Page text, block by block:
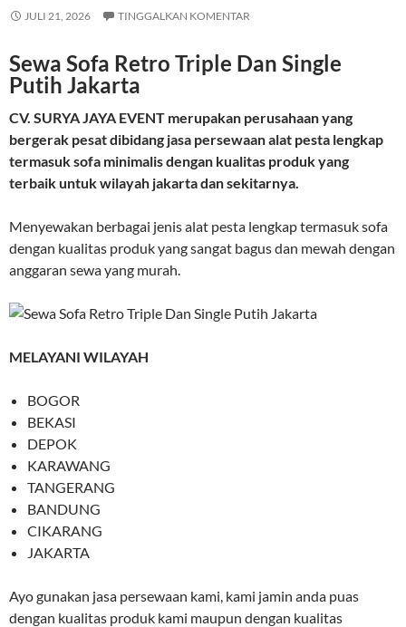
JULI 21, 2026 TINGGALKAN KOMENTAR
Sewa Sofa Retro Triple Dan Single
Putih Jakarta
CV. SURYA JAYA EVENT merupakan perusahaan yang
bergerak pesat dibidang jasa persewaan alat pesta lengkap
termasuk sofa minimalis dengan kualitas produk yang
terbaik untuk wilayah jakarta dan sekitarnya.
Menyewakan berbagai jenis alat pesta lengkap termasuk sofa
dengan kualitas produk yang sangat bagus dan mewah dengan
anggaran sewa yang murah.
MELAYANI WILAYAH
BOGOR
BEKASI
DEPOK
KARAWANG
TANGERANG
BANDUNG
CIKARANG
JAKARTA
Ayo gunakan jasa persewaan kami, kami jamin anda puas
dengan kualitas produk kami maupun dengan kualitas